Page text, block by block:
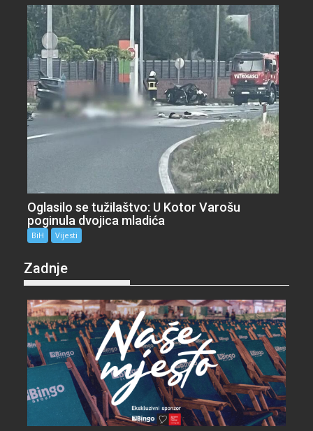
Oglasilo se tužilaštvo: U Kotor Varošu
poginula dvojica mladića
BiH Vijesti
Zadnje